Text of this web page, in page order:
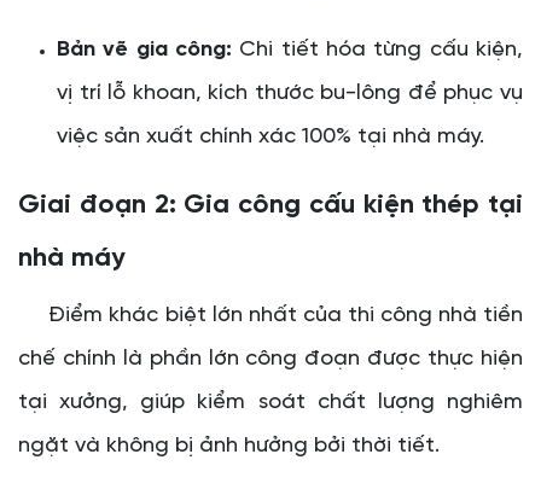
Bản vẽ gia công: Chi tiết hóa từng cấu kiện,
vị trí lỗ khoan, kích thước bu-lông để phục vụ
việc sản xuất chính xác 100% tại nhà máy.
Giai đoạn 2: Gia công cấu kiện thép tại
nhà máy
Điểm khác biệt lớn nhất của thi công nhà tiền
chế chính là phần lớn công đoạn được thực hiện
tại xưởng, giúp kiểm soát chất lượng nghiêm
ngặt và không bị ảnh hưởng bởi thời tiết.